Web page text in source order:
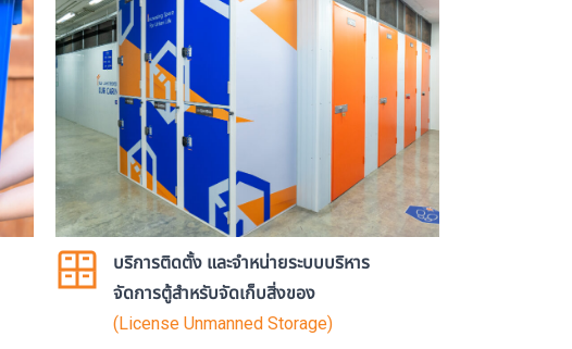
บริการติดตั้ง และจำหน่ายระบบบริหาร
จัดการตู้สำหรับจัดเก็บสิ่งของ
(License Unmanned Storage)